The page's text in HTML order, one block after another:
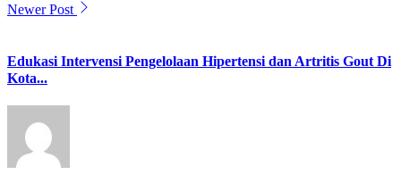
Newer Post
Edukasi Intervensi Pengelolaan Hipertensi dan Artritis Gout Di
Kota...